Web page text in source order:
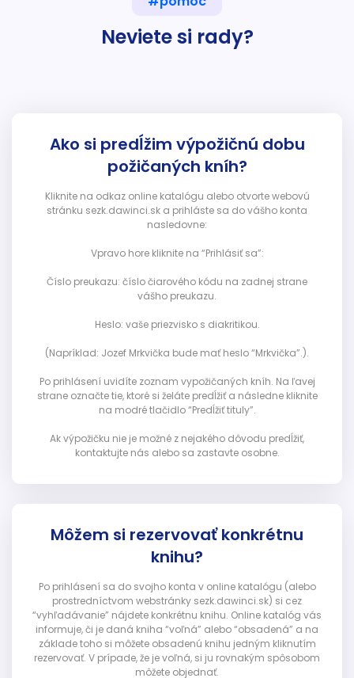
Neviete si rady?
Ako si predĺžim výpožičnú dobu
požičaných kníh?
Kliknite na odkaz online katalógu alebo otvorte webovú
stránku sezk.dawinci.sk a prihláste sa do vášho konta
nasledovne:
Vpravo hore kliknite na “Prihlásiť sa”:
Číslo preukazu: číslo čiarového kódu na zadnej strane
vášho preukazu.
Heslo: vaše priezvisko s diakritikou.
(Napríklad: Jozef Mrkvička bude mať heslo “Mrkvička”.).
Po prihlásení uvidíte zoznam vypožičaných kníh. Na ľavej
strane označte tie, ktoré si želáte predĺžiť a následne kliknite
na modré tlačidlo “Predĺžiť tituly”.
Ak výpožičku nie je možné z nejakého dôvodu predĺžiť,
kontaktujte nás alebo sa zastavte osobne.
Môžem si rezervovať konkrétnu
knihu?
Po prihlásení sa do svojho konta v online katalógu (alebo
prostredníctvom webstránky sezk.dawinci.sk) si cez
“vyhľadávanie” nájdete konkrétnu knihu. Online katalóg vás
informuje, či je daná kniha “voľná” alebo “obsadená” a na
základe toho si môžete obsadenú knihu jedným kliknutím
rezervovať. V prípade, že je voľná, si ju rovnakým spôsobom
môžete objednať.